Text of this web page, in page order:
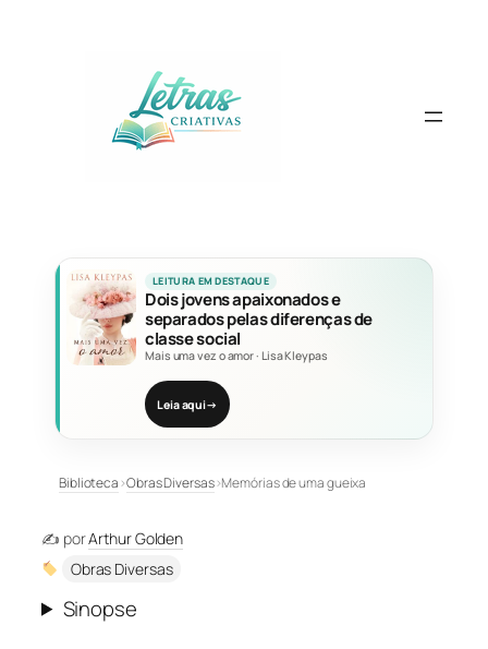
LEITURA EM DESTAQUE
Dois jovens apaixonados e
separados pelas diferenças de
classe social
Mais uma vez o amor· Lisa Kleypas
Leia aqui→
Biblioteca›Obras Diversas›Memórias de uma gueixa
✍️ porArthur Golden
Obras Diversas
Sinopse